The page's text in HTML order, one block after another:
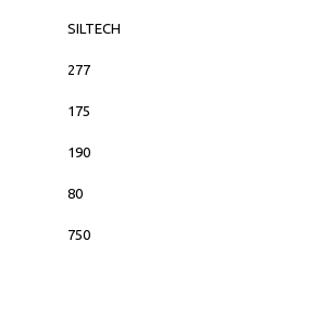
SILTECH
277
175
190
80
750